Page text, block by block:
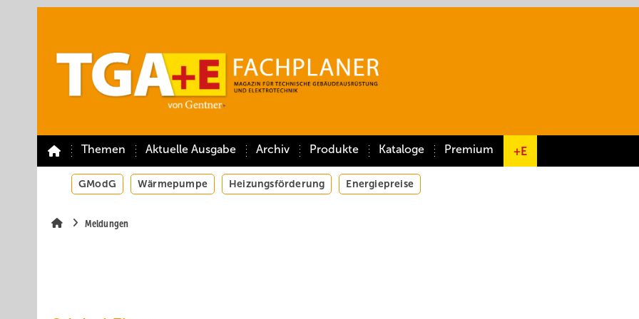
Themen Aktuelle Ausgabe Archiv Produkte Kataloge Premium +E
GModG Wärmepumpe Heizungsförderung Energiepreise
Meldungen